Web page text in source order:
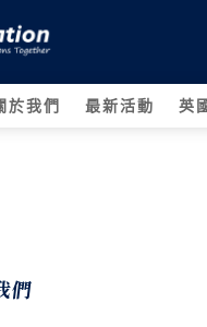
於我們 最新活動 英
們